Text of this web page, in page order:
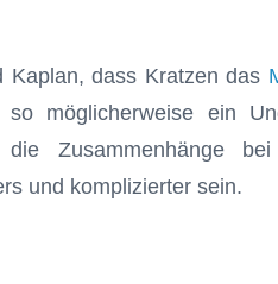
Kaplan, dass Kratzen das
möglicherweise ein
Zusammenhänge bei
und komplizierter sein.